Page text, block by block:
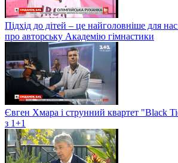
Підхід до дітей – це найголовніше для
про авторську Академію гімнастики
Євген Хмара і струнний квартет "Black
з 1+1